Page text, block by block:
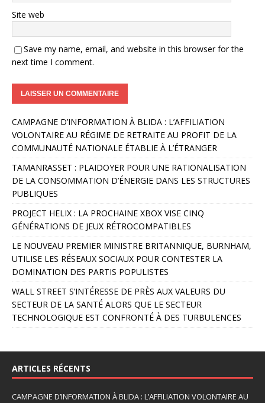
Site web
Save my name, email, and website in this browser for the
next time I comment.
l
t
e
r
n
a
t
i
v
e
:
CAMPAGNE D’INFORMATION À BLIDA : L’AFFILIATION
VOLONTAIRE AU RÉGIME DE RETRAITE AU PROFIT DE LA
COMMUNAUTÉ NATIONALE ÉTABLIE À L’ÉTRANGER
TAMANRASSET : PLAIDOYER POUR UNE RATIONALISATION
DE LA CONSOMMATION D’ÉNERGIE DANS LES STRUCTURES
PUBLIQUES
PROJECT HELIX : LA PROCHAINE XBOX VISE CINQ
GÉNÉRATIONS DE JEUX RÉTROCOMPATIBLES
LE NOUVEAU PREMIER MINISTRE BRITANNIQUE, BURNHAM,
UTILISE LES RÉSEAUX SOCIAUX POUR CONTESTER LA
DOMINATION DES PARTIS POPULISTES
WALL STREET S’INTÉRESSE DE PRÈS AUX VALEURS DU
SECTEUR DE LA SANTÉ ALORS QUE LE SECTEUR
TECHNOLOGIQUE EST CONFRONTÉ À DES TURBULENCES
ARTICLES RÉCENTS
CAMPAGNE D’INFORMATION À BLIDA : L’AFFILIATION VOLONTAIRE AU